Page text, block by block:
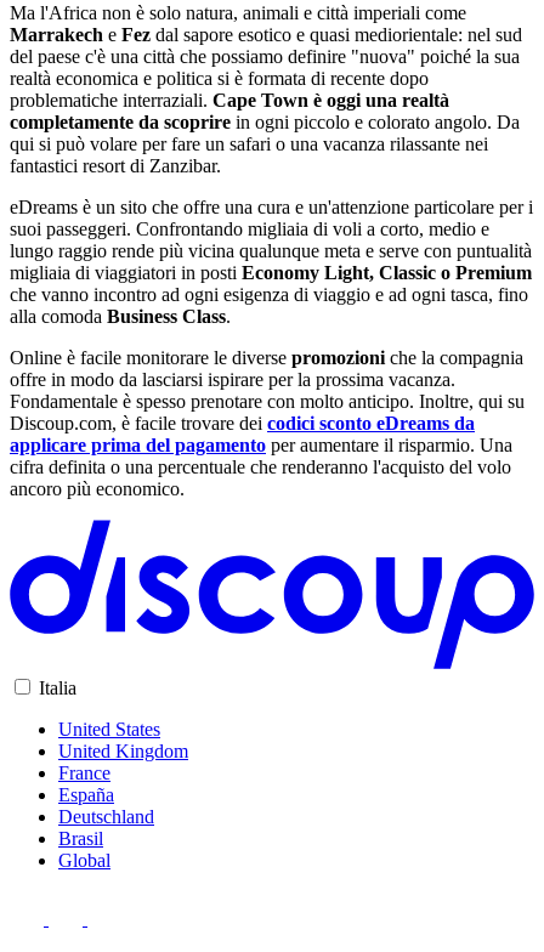
Ma l'Africa non è solo natura, animali e città imperiali come
Marrakech e Fez dal sapore esotico e quasi mediorientale: nel sud
del paese c'è una città che possiamo definire "nuova" poiché la sua
realtà economica e politica si è formata di recente dopo
problematiche interraziali. Cape Town è oggi una realtà
completamente da scoprire in ogni piccolo e colorato angolo. Da
qui si può volare per fare un safari o una vacanza rilassante nei
fantastici resort di Zanzibar.
eDreams è un sito che offre una cura e un'attenzione particolare per i
suoi passeggeri. Confrontando migliaia di voli a corto, medio e
lungo raggio rende più vicina qualunque meta e serve con puntualità
migliaia di viaggiatori in posti Economy Light, Classic o Premium
che vanno incontro ad ogni esigenza di viaggio e ad ogni tasca, fino
alla comoda Business Class.
Online è facile monitorare le diverse promozioni che la compagnia
offre in modo da lasciarsi ispirare per la prossima vacanza.
Fondamentale è spesso prenotare con molto anticipo. Inoltre, qui su
Discoup.com, è facile trovare dei codici sconto eDreams da
applicare prima del pagamento per aumentare il risparmio. Una
cifra definita o una percentuale che renderanno l'acquisto del volo
ancoro più economico.
Italia
United States
United Kingdom
France
España
Deutschland
Brasil
Global